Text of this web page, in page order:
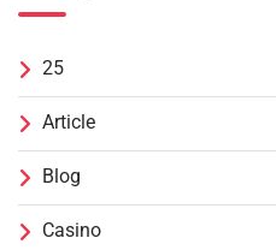
25
Article
Blog
Casino